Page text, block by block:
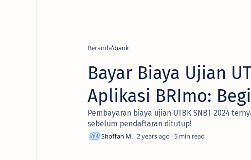
Beranda bank
Bayar Biaya Ujian
Aplikasi BRImo:
Pembayaran biaya ujian UTBK SNBT 2024
sebelum pendaftaran ditutup!
2 years ago 5